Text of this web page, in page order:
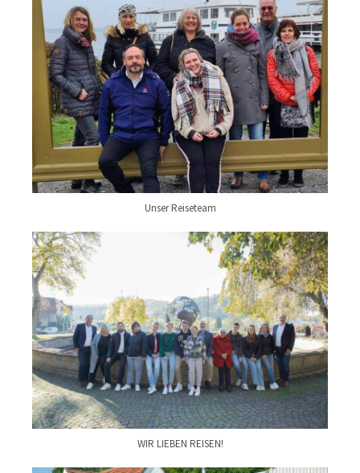
Unser Reiseteam
WIR LIEBEN REISEN!